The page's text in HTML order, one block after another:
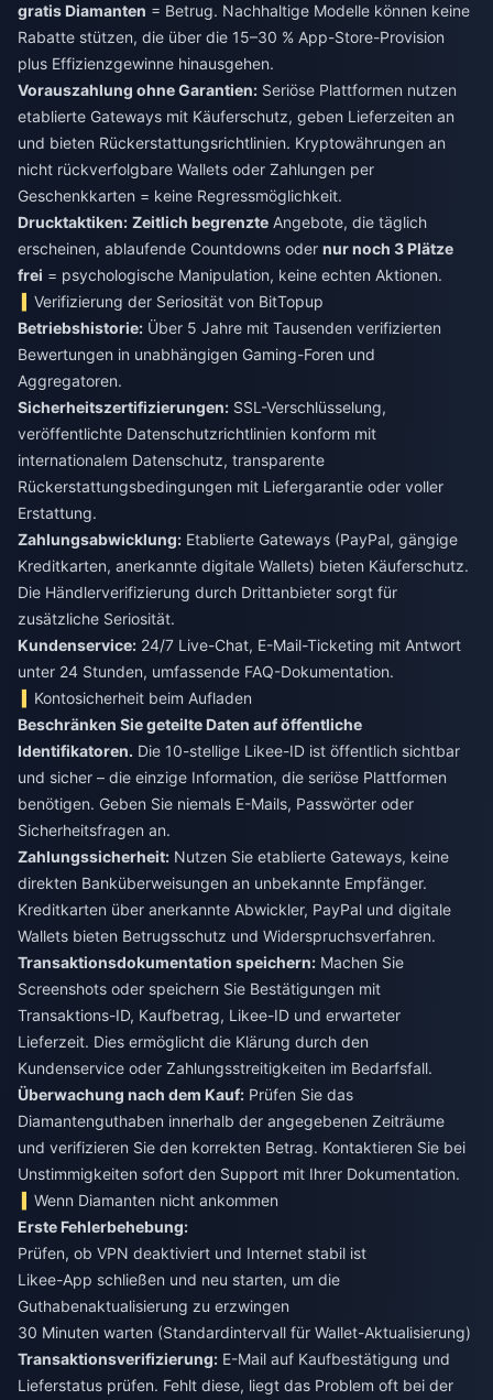
gratis Diamanten = Betrug. Nachhaltige Modelle können keine
Rabatte stützen, die über die 15–30 % App-Store-Provision
plus Effizienzgewinne hinausgehen.
Vorauszahlung ohne Garantien: Seriöse Plattformen nutzen
etablierte Gateways mit Käuferschutz, geben Lieferzeiten an
und bieten Rückerstattungsrichtlinien. Kryptowährungen an
nicht rückverfolgbare Wallets oder Zahlungen per
Geschenkkarten = keine Regressmöglichkeit.
Drucktaktiken: Zeitlich begrenzte Angebote, die täglich
erscheinen, ablaufende Countdowns oder nur noch 3 Plätze
frei = psychologische Manipulation, keine echten Aktionen.
Verifizierung der Seriosität von BitTopup
Betriebshistorie: Über 5 Jahre mit Tausenden verifizierten
Bewertungen in unabhängigen Gaming-Foren und
Aggregatoren.
Sicherheitszertifizierungen: SSL-Verschlüsselung,
veröffentlichte Datenschutzrichtlinien konform mit
internationalem Datenschutz, transparente
Rückerstattungsbedingungen mit Liefergarantie oder voller
Erstattung.
Zahlungsabwicklung: Etablierte Gateways (PayPal, gängige
Kreditkarten, anerkannte digitale Wallets) bieten Käuferschutz.
Die Händlerverifizierung durch Drittanbieter sorgt für
zusätzliche Seriosität.
Kundenservice: 24/7 Live-Chat, E-Mail-Ticketing mit Antwort
unter 24 Stunden, umfassende FAQ-Dokumentation.
Kontosicherheit beim Aufladen
Beschränken Sie geteilte Daten auf öffentliche
Identifikatoren. Die 10-stellige Likee-ID ist öffentlich sichtbar
und sicher – die einzige Information, die seriöse Plattformen
benötigen. Geben Sie niemals E-Mails, Passwörter oder
Sicherheitsfragen an.
Zahlungssicherheit: Nutzen Sie etablierte Gateways, keine
direkten Banküberweisungen an unbekannte Empfänger.
Kreditkarten über anerkannte Abwickler, PayPal und digitale
Wallets bieten Betrugsschutz und Widerspruchsverfahren.
Transaktionsdokumentation speichern: Machen Sie
Screenshots oder speichern Sie Bestätigungen mit
Transaktions-ID, Kaufbetrag, Likee-ID und erwarteter
Lieferzeit. Dies ermöglicht die Klärung durch den
Kundenservice oder Zahlungsstreitigkeiten im Bedarfsfall.
Überwachung nach dem Kauf: Prüfen Sie das
Diamantenguthaben innerhalb der angegebenen Zeiträume
und verifizieren Sie den korrekten Betrag. Kontaktieren Sie bei
Unstimmigkeiten sofort den Support mit Ihrer Dokumentation.
Wenn Diamanten nicht ankommen
Erste Fehlerbehebung:
Prüfen, ob VPN deaktiviert und Internet stabil ist
Likee-App schließen und neu starten, um die
Guthabenaktualisierung zu erzwingen
30 Minuten warten (Standardintervall für Wallet-Aktualisierung)
Transaktionsverifizierung: E-Mail auf Kaufbestätigung und
Lieferstatus prüfen. Fehlt diese, liegt das Problem oft bei der